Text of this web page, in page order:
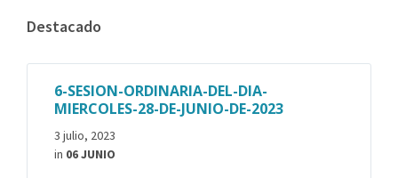
Destacado
6-SESION-ORDINARIA-DEL-DIA-
MIERCOLES-28-DE-JUNIO-DE-2023
3 julio, 2023
in 06 JUNIO